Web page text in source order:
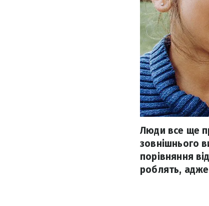
Люди все ще
зовнішнього
порівняння
роблять,